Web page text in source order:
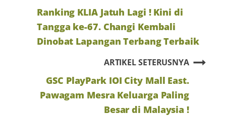
Ranking KLIA Jatuh Lagi ! Kini di
Tangga ke-67. Changi Kembali
Dinobat Lapangan Terbang Terbaik
ARTIKEL SETERUSNYA
GSC PlayPark IOI City Mall East.
Pawagam Mesra Keluarga Paling
Besar di Malaysia !